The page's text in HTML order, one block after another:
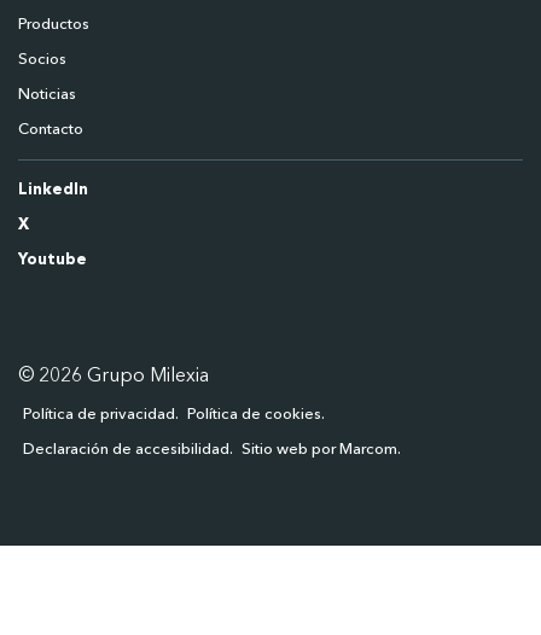
Productos
Socios
Noticias
Contacto
LinkedIn
X
Youtube
© 2026 Grupo Milexia
Política de privacidad Política de cookies
Declaración de accesibilidad Sitio web por Marcom